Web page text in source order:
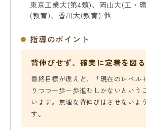
東京工業大(第4類)、岡山大(工・
(教育)、香川大(教育) 他
指導のポイント
背伸びせず、確実に定着を図る
最終目標が違えど、「現在のレベル
りつつ一歩一歩進むしかないという
います。無理な背伸びはさせないよ
す。